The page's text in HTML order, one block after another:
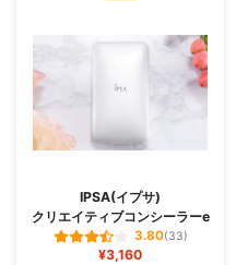
IPSA(イプサ)
クリエイティブコンシーラーe
3.80(33)
¥3,160